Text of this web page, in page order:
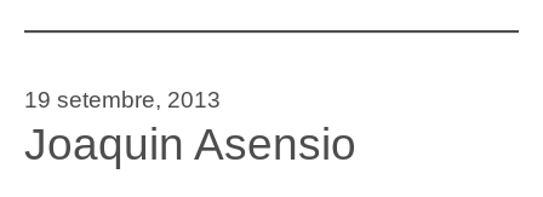
19 setembre, 2013
Joaquin Asensio